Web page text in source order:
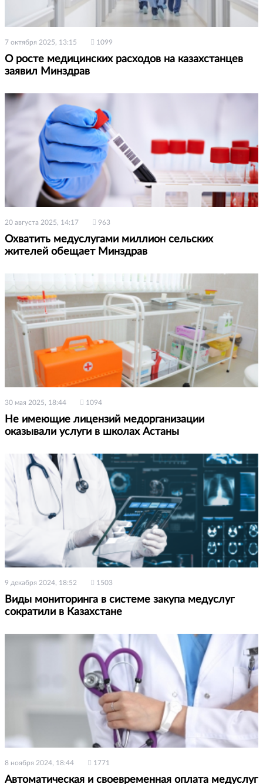
7 октября 2025, 13:15 1099
О росте медицинских расходов на казахстанцев
заявил Минздрав
20 августа 2025, 14:17 963
Охватить медуслугами миллион сельских
жителей обещает Минздрав
30 мая 2025, 18:44 1094
Не имеющие лицензий медорганизации
оказывали услуги в школах Астаны
9 декабря 2024, 18:52 1503
Виды мониторинга в системе закупа медуслуг
сократили в Казахстане
8 ноября 2024, 18:44 1771
Автоматическая и своевременная оплата медуслуг